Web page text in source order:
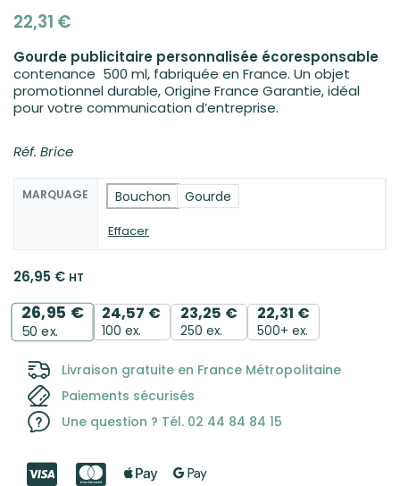
22,31 €
Gourde publicitaire personnalisée écoresponsable
contenance 500 ml, fabriquée en France. Un objet
promotionnel durable, Origine France Garantie, idéal
pour votre communication d’entreprise.
Réf. Brice
MARQUAGE Bouchon Gourde
Effacer
26,95 € HT
26,95 €
50 ex.
24,57 €
100 ex.
23,25 €
250 ex.
22,31 €
500+ ex.
Livraison gratuite en France Métropolitaine
Paiements sécurisés
Une question ? Tél. 02 44 84 84 15